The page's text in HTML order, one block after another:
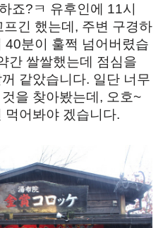
죠?ㅋ 유후인에 11시
긴 했는데, 주변 구경하
40분이 훌쩍 넘어버렸습
간 쌀쌀했는데 점심을
같았습니다. 일단 너무
을 찾아봤는데, 오호~
먹어봐야 겠습니다.